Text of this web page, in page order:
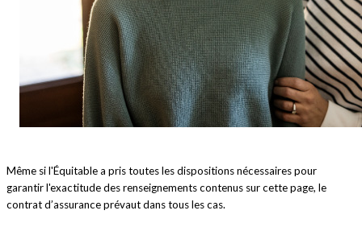
Même si l'Équitable a pris toutes les dispositions nécessaires pour
garantir l'exactitude des renseignements contenus sur cette page, le
contrat d’assurance prévaut dans tous les cas.